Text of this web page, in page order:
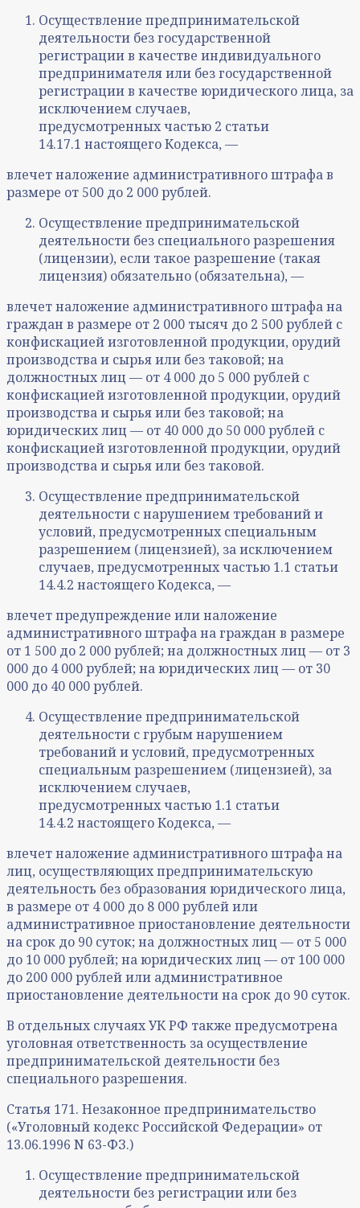
Осуществление предпринимательской
деятельности без государственной
регистрации в качестве индивидуального
предпринимателя или без государственной
регистрации в качестве юридического лица, за
исключением случаев,
предусмотренных частью 2 статьи
14.17.1 настоящего Кодекса, —
влечет наложение административного штрафа в
размере от 500 до 2 000 рублей.
Осуществление предпринимательской
деятельности без специального разрешения
(лицензии), если такое разрешение (такая
лицензия) обязательно (обязательна), —
влечет наложение административного штрафа на
граждан в размере от 2 000 тысяч до 2 500 рублей с
конфискацией изготовленной продукции, орудий
производства и сырья или без таковой; на
должностных лиц — от 4 000 до 5 000 рублей с
конфискацией изготовленной продукции, орудий
производства и сырья или без таковой; на
юридических лиц — от 40 000 до 50 000 рублей с
конфискацией изготовленной продукции, орудий
производства и сырья или без таковой.
Осуществление предпринимательской
деятельности с нарушением требований и
условий, предусмотренных специальным
разрешением (лицензией), за исключением
случаев, предусмотренных частью 1.1 статьи
14.4.2 настоящего Кодекса, —
влечет предупреждение или наложение
административного штрафа на граждан в размере
от 1 500 до 2 000 рублей; на должностных лиц — от 3
000 до 4 000 рублей; на юридических лиц — от 30
000 до 40 000 рублей.
Осуществление предпринимательской
деятельности с грубым нарушением
требований и условий, предусмотренных
специальным разрешением (лицензией), за
исключением случаев,
предусмотренных частью 1.1 статьи
14.4.2 настоящего Кодекса, —
влечет наложение административного штрафа на
лиц, осуществляющих предпринимательскую
деятельность без образования юридического лица,
в размере от 4 000 до 8 000 рублей или
административное приостановление деятельности
на срок до 90 суток; на должностных лиц — от 5 000
до 10 000 рублей; на юридических лиц — от 100 000
до 200 000 рублей или административное
приостановление деятельности на срок до 90 суток.
В отдельных случаях УК РФ также предусмотрена
уголовная ответственность за осуществление
предпринимательской деятельности без
специального разрешения.
Статья 171. Незаконное предпринимательство
(«Уголовный кодекс Российской Федерации» от
13.06.1996 N 63-ФЗ.)
Осуществление предпринимательской
деятельности без регистрации или без